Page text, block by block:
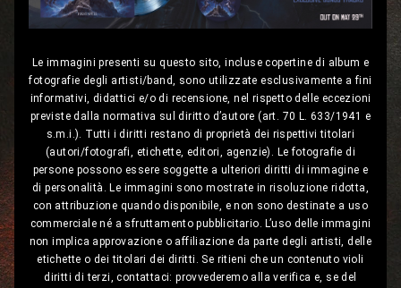
Le immagini presenti su questo sito, incluse copertine di album e
fotografie degli artisti/band, sono utilizzate esclusivamente a fini
informativi, didattici e/o di recensione, nel rispetto delle eccezioni
previste dalla normativa sul diritto d’autore (art. 70 L. 633/1941 e
s.m.i.). Tutti i diritti restano di proprietà dei rispettivi titolari
(autori/fotografi, etichette, editori, agenzie). Le fotografie di
persone possono essere soggette a ulteriori diritti di immagine e
di personalità. Le immagini sono mostrate in risoluzione ridotta,
con attribuzione quando disponibile, e non sono destinate a uso
commerciale né a sfruttamento pubblicitario. L’uso delle immagini
non implica approvazione o affiliazione da parte degli artisti, delle
etichette o dei titolari dei diritti. Se ritieni che un contenuto violi
diritti di terzi, contattaci: provvederemo alla verifica e, se del